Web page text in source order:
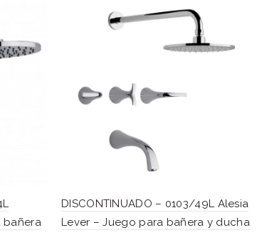
bañera
DISCONTINUADO – 0103/49L Alesia
Lever – Juego para bañera y ducha